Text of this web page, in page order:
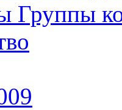
Группы